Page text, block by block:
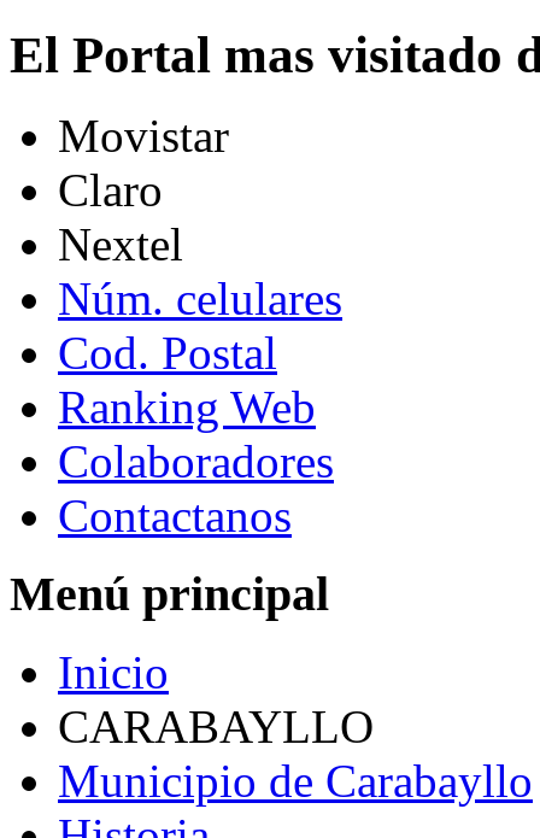
El Portal mas visitado
Movistar
Claro
Nextel
Núm. celulares
Cod. Postal
Ranking Web
Colaboradores
Contactanos
Menú principal
Inicio
CARABAYLLO
Municipio de Carabayllo